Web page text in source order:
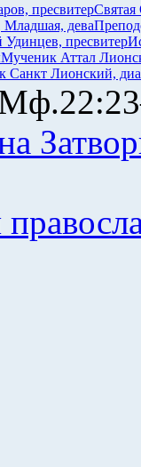
пресвитерСвятая
Младшая, дева
пресвитер
Мученик Аттал
Санкт Лионский,